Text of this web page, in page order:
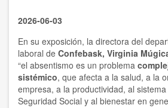
2026-06-03
En su exposición, la directora del
laboral de Confebask, Virginia
“el absentismo es un problema
sistémico, que afecta a la salud, a la
empresa, a la productividad, al
Seguridad Social y al bienestar en